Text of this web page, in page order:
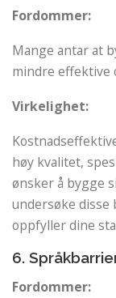
Fordommer:
Mange antar at
mindre effektive
Virkelighet:
høy kvalitet,
ønsker å bygge
undersøke disse
oppfyller dine
6.
Fordommer: